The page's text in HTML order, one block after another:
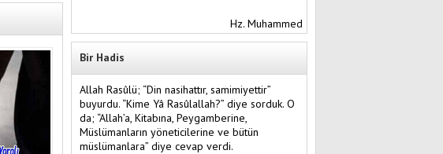
Hz. Muhammed
Bir Hadis
Allah Rasûlü; “Din nasihattır, samimiyettir”
buyurdu. “Kime Yâ Rasûlallah?” diye sorduk. O
da; “Allah’a, Kitabına, Peygamberine,
Müslümanların yöneticilerine ve bütün
müslümanlara” diye cevap verdi.